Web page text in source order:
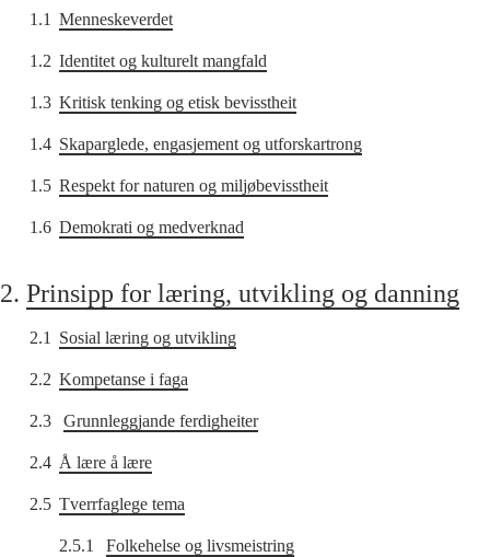
1.1 Menneskeverdet
1.2 Identitet og kulturelt mangfald
1.3 Kritisk tenking og etisk bevisstheit
1.4 Skaparglede, engasjement og utforskartrong
1.5 Respekt for naturen og miljøbevisstheit
1.6 Demokrati og medverknad
2. Prinsipp for læring, utvikling og danning
2.1 Sosial læring og utvikling
2.2 Kompetanse i faga
2.3 Grunnleggjande ferdigheiter
2.4 Å lære å lære
2.5 Tverrfaglege tema
2.5.1 Folkehelse og livsmeistring